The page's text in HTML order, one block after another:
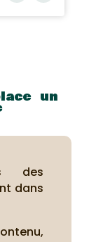
un
des
dans